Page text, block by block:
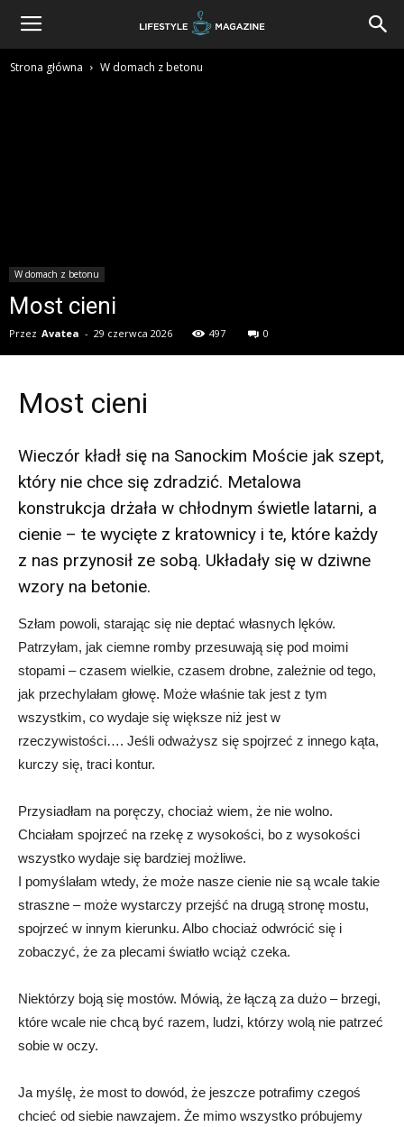
Strona główna W domach z betonu
W domach z betonu
Most cieni
Przez Avatea - 29 czerwca 2026 497 0
Most cieni
Wieczór kładł się na Sanockim Moście jak szept,
który nie chce się zdradzić. Metalowa
konstrukcja drżała w chłodnym świetle latarni, a
cienie – te wycięte z kratownicy i te, które każdy
z nas przynosił ze sobą. Układały się w dziwne
wzory na betonie.
Szłam powoli, starając się nie deptać własnych lęków.
Patrzyłam, jak ciemne romby przesuwają się pod moimi
stopami – czasem wielkie, czasem drobne, zależnie od tego,
jak przechylałam głowę. Może właśnie tak jest z tym
wszystkim, co wydaje się większe niż jest w
rzeczywistości…. Jeśli odważysz się spojrzeć z innego kąta,
kurczy się, traci kontur.
Przysiadłam na poręczy, chociaż wiem, że nie wolno.
Chciałam spojrzeć na rzekę z wysokości, bo z wysokości
wszystko wydaje się bardziej możliwe.
I pomyślałam wtedy, że może nasze cienie nie są wcale takie
straszne – może wystarczy przejść na drugą stronę mostu,
spojrzeć w innym kierunku. Albo chociaż odwrócić się i
zobaczyć, że za plecami światło wciąż czeka.
Niektórzy boją się mostów. Mówią, że łączą za dużo – brzegi,
które wcale nie chcą być razem, ludzi, którzy wolą nie patrzeć
sobie w oczy.
Ja myślę, że most to dowód, że jeszcze potrafimy czegoś
chcieć od siebie nawzajem. Że mimo wszystko próbujemy